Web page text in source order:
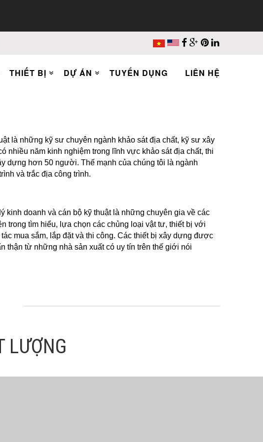
THIẾT BỊ DỰ ÁN TUYỂN DỤNG LIÊN HỆ
là những kỹ sư chuyên ngành khảo sát địa chất, kỹ sư xây
nhiều năm kinh nghiệm trong lĩnh vực khảo sát địa chất, thi
dựng hơn 50 người. Thế mạnh của chúng tôi là ngành
và trắc địa công trình.
kinh doanh và cán bộ kỹ thuật là những chuyên gia về các
trong tìm hiểu, lựa chọn các chủng loại vật tư, thiết bị với
mua sắm, lắp đặt và thi công. Các thiết bị xây dựng được
thận từ những nhà sản xuất có uy tín trên thế giới nói
LƯỢNG